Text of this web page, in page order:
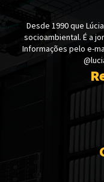
Desde 1990 que
socioambiental. É a
Informações pelo e-